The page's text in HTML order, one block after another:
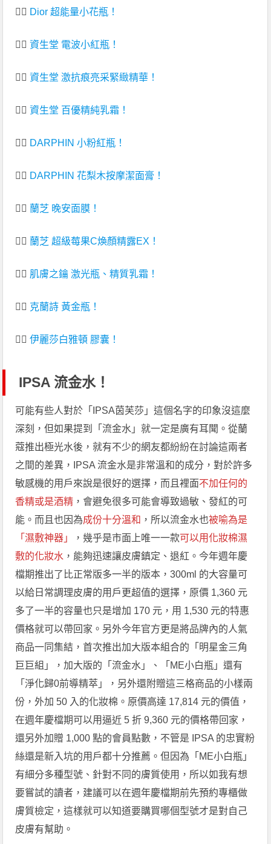
👉🏻 Dior 超能量小花瓶！
👉🏻資生堂 電波小紅瓶！
👉🏻資生堂 激抗痕亮采緊緻精華！
👉🏻資生堂 百優精純乳霜！
👉🏻 DARPHIN 小粉紅瓶！
👉🏻 DARPHIN 花梨木按摩潔面膏！
👉🏻 蘭芝 晚安面膜！
👉🏻 蘭芝 超級莓果C煥顏精露EX！
👉🏻 肌膚之鑰 激光瓶、精質乳霜！
👉🏻 克蘭詩 黃金瓶！
👉🏻伊麗莎白雅頓 膠囊！
IPSA 流金水！
可能有些人對於「IPSA茵芙莎」這個名字的印象沒這麼
深刻，但如果提到「流金水」就一定是廣有耳聞。從蘭
蔻推出極光水後，就有不少的網友都紛紛在討論這兩者
之間的差異，IPSA 流金水是非常溫和的成分，對於許多
敏感機的用戶來說是很好的選擇，而且裡面不加任何的
香精或是酒精 ，會避免很多可能會導致過敏、發紅的可
能。而且也因為成份十分溫和 ，所以流金水也被喻為是
「濕敷神器」
，幾乎是市面上唯一一款可以用化妝棉濕
敷的化妝水 ，能夠迅速讓皮膚鎮定、退紅。今年週年慶
檔期推出了比正常版多一半的版本，300ml 的大容量可
以給日常調理皮膚的用戶更超值的選擇，原價 1,360 元
多了一半的容量也只是增加 170 元，用 1,530 元的特惠
價格就可以帶回家。另外今年官方更是將品牌內的人氣
商品一同集結，首次推出加大版本組合的「明星金三角
巨巨組」，加大版的「流金水」、「ME小白瓶」還有
「淨化歸0前導精萃」，另外還附贈這三格商品的小樣兩
份，外加 50 入的化妝棉。原價高達 17,814 元的價值，
在週年慶檔期可以用逼近 5 折 9,360 元的價格帶回家，
還另外加贈 1,000 點的會員點數，不管是 IPSA 的忠實粉
絲還是新入坑的用戶都十分推薦。但因為「ME小白瓶」
有細分多種型號、針對不同的膚質使用，所以如我有想
要嘗試的讀者，建議可以在週年慶檔期前先預約專櫃做
膚質檢定，這樣就可以知道要購買哪個型號才是對自己
皮膚有幫助。